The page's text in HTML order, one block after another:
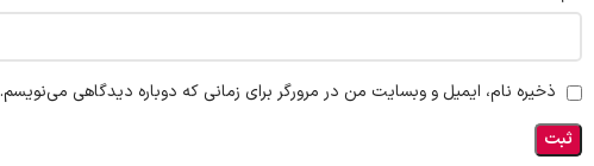
ذخیره نام، ایمیل و وبسایت من در مرورگر برای زمانی که دوباره دیدگاهی می‌نویسم.